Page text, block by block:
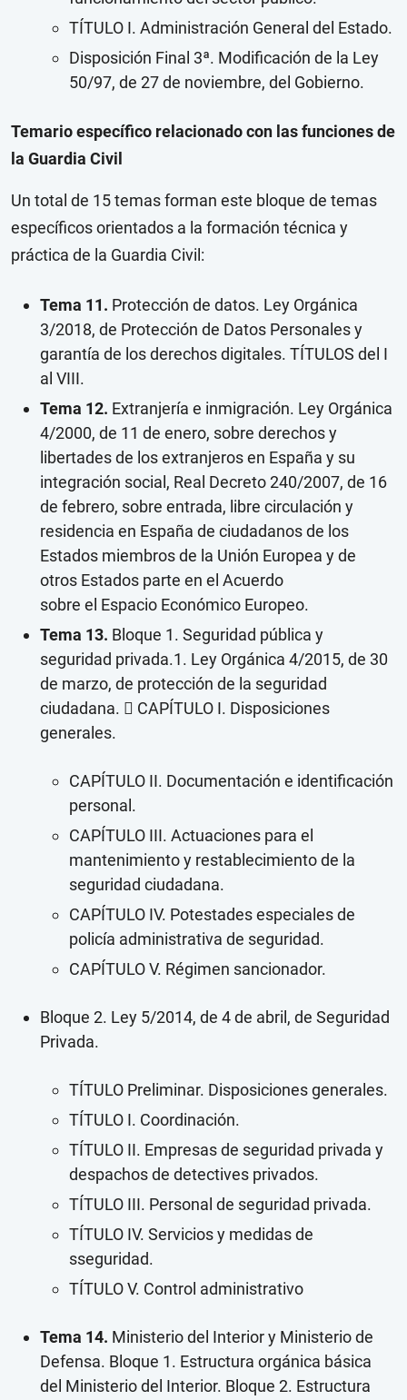
TÍTULO I. Administración General del Estado.
Disposición Final 3ª. Modificación de la Ley
50/97, de 27 de noviembre, del Gobierno.
Temario específico relacionado con las funciones de
la Guardia Civil
Un total de 15 temas forman este bloque de temas
específicos orientados a la formación técnica y
práctica de la Guardia Civil:
Tema 11. Protección de datos. Ley Orgánica
3/2018, de Protección de Datos Personales y
garantía de los derechos digitales. TÍTULOS del I
al VIII.
Tema 12. Extranjería e inmigración. Ley Orgánica
4/2000, de 11 de enero, sobre derechos y
libertades de los extranjeros en España y su
integración social, Real Decreto 240/2007, de 16
de febrero, sobre entrada, libre circulación y
residencia en España de ciudadanos de los
Estados miembros de la Unión Europea y de
otros Estados parte en el Acuerdo
sobre el Espacio Económico Europeo.
Tema 13. Bloque 1. Seguridad pública y
seguridad privada.1. Ley Orgánica 4/2015, de 30
de marzo, de protección de la seguridad
ciudadana.  CAPÍTULO I. Disposiciones
generales.
CAPÍTULO II. Documentación e identificación
personal.
CAPÍTULO III. Actuaciones para el
mantenimiento y restablecimiento de la
seguridad ciudadana.
CAPÍTULO IV. Potestades especiales de
policía administrativa de seguridad.
CAPÍTULO V. Régimen sancionador.
Bloque 2. Ley 5/2014, de 4 de abril, de Seguridad
Privada.
TÍTULO Preliminar. Disposiciones generales.
TÍTULO I. Coordinación.
TÍTULO II. Empresas de seguridad privada y
despachos de detectives privados.
TÍTULO III. Personal de seguridad privada.
TÍTULO IV. Servicios y medidas de
sseguridad.
TÍTULO V. Control administrativo
Tema 14. Ministerio del Interior y Ministerio de
Defensa. Bloque 1. Estructura orgánica básica
del Ministerio del Interior. Bloque 2. Estructura